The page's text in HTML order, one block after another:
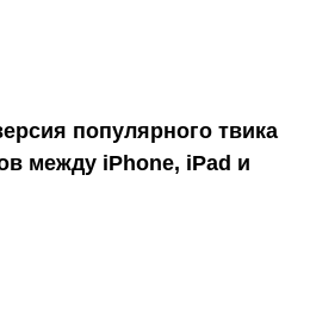
популярного твика
между iPhone, iPad и